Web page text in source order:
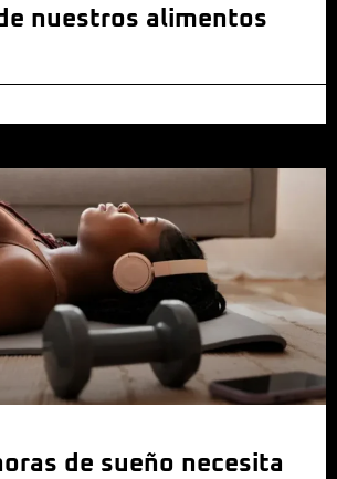
nuestros alimentos
de sueño necesita